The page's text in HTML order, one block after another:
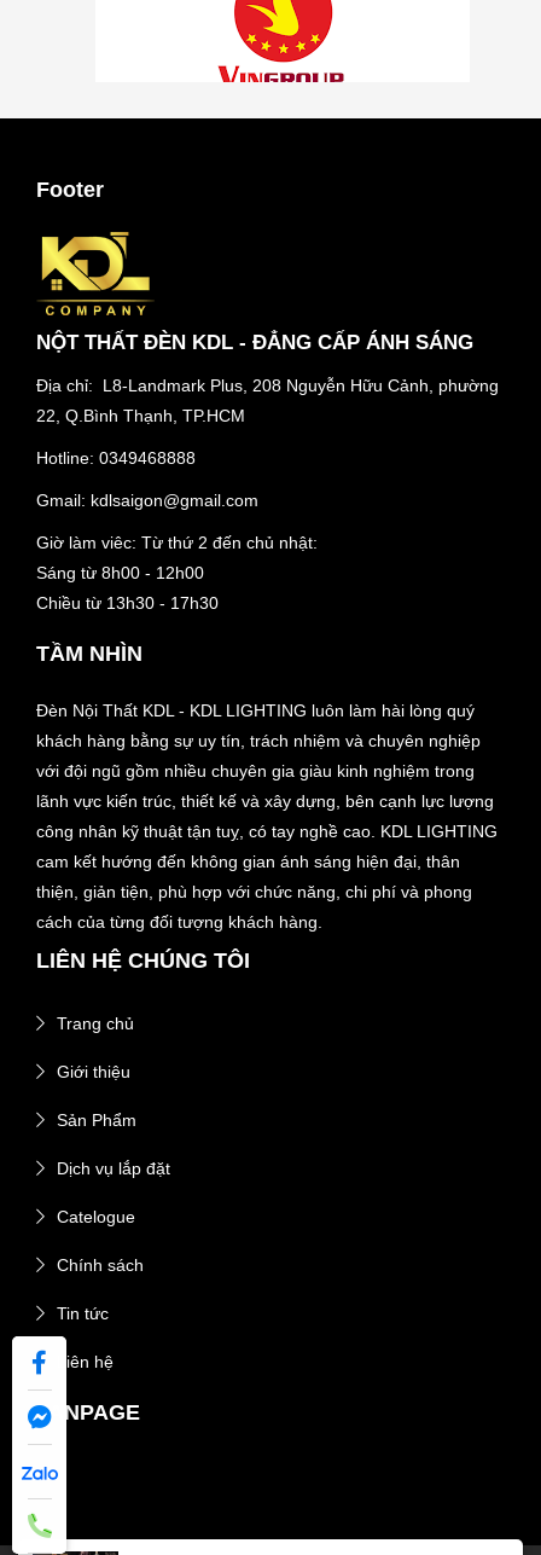
Footer
NỘT THẤT ĐÈN KDL - ĐẲNG CẤP ÁNH SÁNG
Địa chỉ: L8-Landmark Plus, 208 Nguyễn Hữu Cảnh, phường
22, Q.Bình Thạnh, TP.HCM
Hotline: 0349468888
Gmail: kdlsaigon@gmail.com
Giờ làm viêc: Từ thứ 2 đến chủ nhật:
Sáng từ 8h00 - 12h00
Chiều từ 13h30 - 17h30
TẦM NHÌN
Đèn Nội Thất KDL - KDL LIGHTING luôn làm hài lòng quý
khách hàng bằng sự uy tín, trách nhiệm và chuyên nghiệp
với đội ngũ gồm nhiều chuyên gia giàu kinh nghiệm trong
lãnh vực kiến trúc, thiết kế và xây dựng, bên cạnh lực lượng
công nhân kỹ thuật tận tuỵ, có tay nghề cao. KDL LIGHTING
cam kết hướng đến không gian ánh sáng hiện đại, thân
thiện, giản tiện, phù hợp với chức năng, chi phí và phong
cách của từng đối tượng khách hàng.
LIÊN HỆ CHÚNG TÔI
Trang chủ
Giới thiệu
Sản Phẩm
Dịch vụ lắp đặt
Catelogue
Chính sách
Tin tức
Liên hệ
FANPAGE